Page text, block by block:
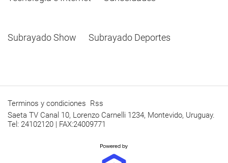
Subrayado Show Subrayado Deportes
Terminos y condiciones Rss
Saeta TV Canal 10, Lorenzo Carnelli 1234, Montevido, Uruguay.
Tel: 24102120 | FAX:24009771